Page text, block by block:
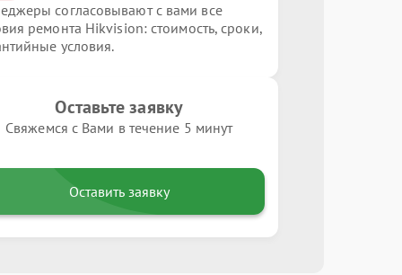
согласовывают с вами все
ремонта Hikvision: стоимость, сроки,
условия.
Оставьте заявку
Свяжемся с Вами в течение 5 минут
Оставить заявку